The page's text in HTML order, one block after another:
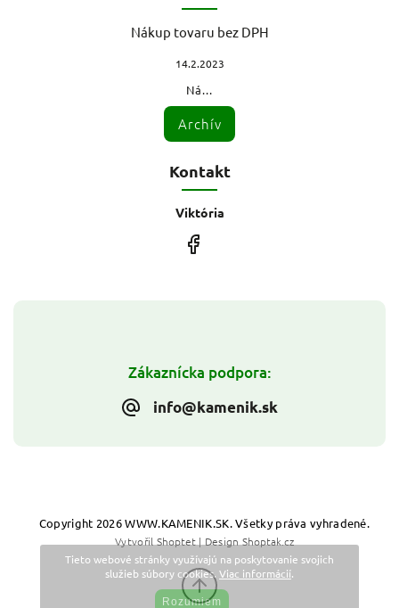
Tieto webové stránky využívajú na poskytovanie svojich
služieb súbory cookies. Viac informácií.
Rozumiem
Zákaznícka podpora:
info@kamenik.sk
Nákup tovaru bez DPH
14.2.2023
Ná...
Archív
Kontakt
Viktória
Copyright 2026WWW.KAMENIK.SK. Všetky práva vyhradené.
Vytvořil Shoptet| Design Shoptak.cz